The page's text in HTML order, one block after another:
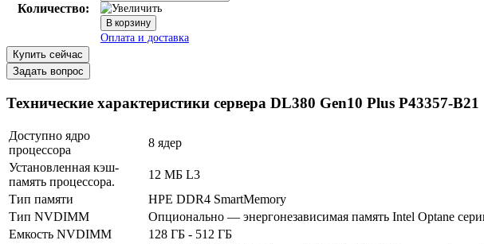
Количество:
В корзину
Оплата и доставка
Купить сейчас
Задать вопрос
Технические характеристики сервера DL380 Gen10 Plus P43357-B21
Доступно ядро
процессора
8 ядер
Установленная кэш-
память процессора.
12 МБ L3
Тип памяти
HPE DDR4 SmartMemory
Тип NVDIMM
Опционально — энергонезависимая память Intel Optane
Емкость NVDIMM
128 ГБ - 512 ГБ